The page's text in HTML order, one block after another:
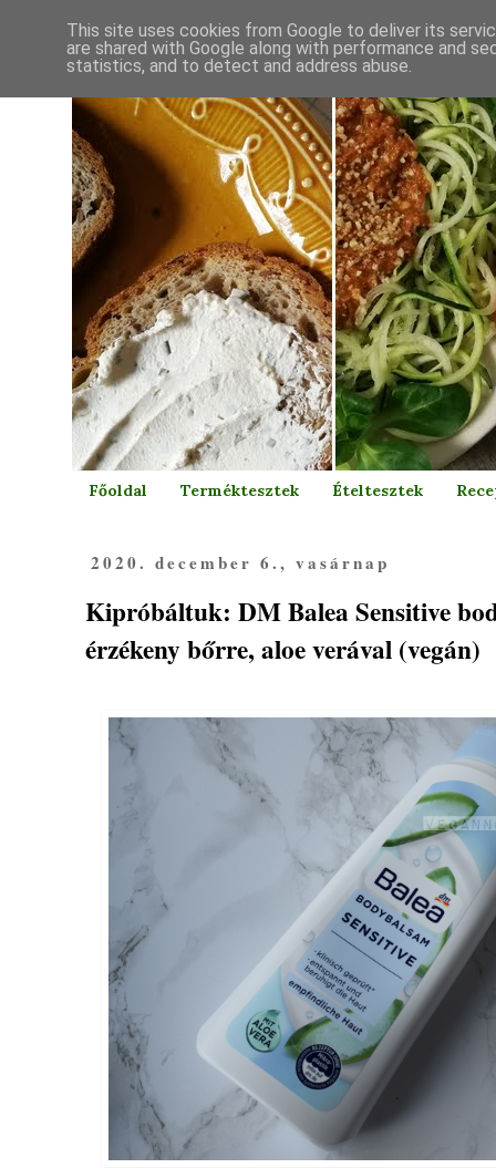
Főoldal Terméktesztek Ételtesztek
2020. december 6., vasárnap
Kipróbáltuk: DM Balea Sensitive
érzékeny bőrre, aloe verával (vegán)
This site uses cookies from Google to deliver its
are shared with Google along with performance and
statistics, and to detect and address abuse.